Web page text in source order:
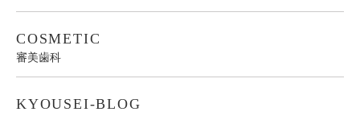
COSMETIC
審美歯科
KYOUSEI-BLOG